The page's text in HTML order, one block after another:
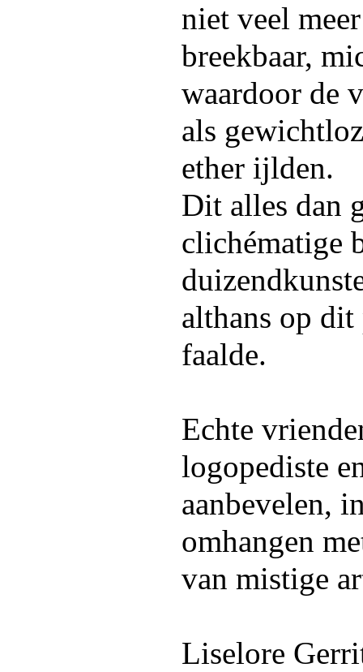
niet veel
breekbaar,
waardoor de
als
ether ijlden.
Dit alles dan
clichématige
althans op
faalde.
Echte
logopediste
aanbevelen,
omhangen
van mistige
Liselore